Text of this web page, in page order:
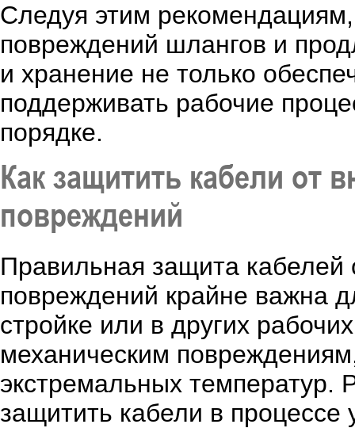
Следуя этим
повреждений шлангов и
и хранение не только
поддерживать рабочие
порядке.
Как защитить кабели от
повреждений
Правильная защита кабелей
повреждений крайне важна
стройке или в других
механическим
экстремальных температур.
защитить кабели в процессе